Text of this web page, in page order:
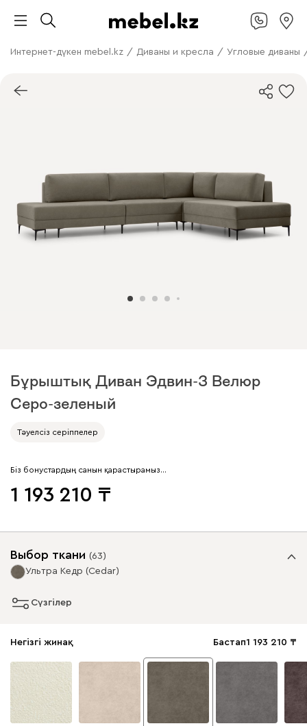
Интернет-дүкен mebel.kz / Диваны и кресла / Угловые диваны
Бұрыштық Диван Эдвин-3 Велюр
Серо-зеленый
Тәуелсіз серіппелер
Біз бонустардың санын қарастырамыз…
1 193 210
Выбор ткани (63)
Ультра Кедр (Cedar)
Сүзгілер
Негізгі жинақ Бастап1 193 210